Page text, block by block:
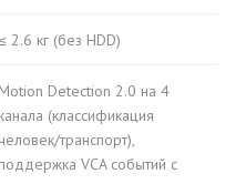
2.6 кг (без HDD)
Motion Detection 2.0 на 4
канала (классификация
человек/транспорт),
поддержка VCA событий с